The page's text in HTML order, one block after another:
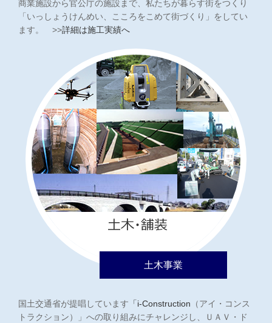
商業施設から官公庁の施設まで、私たちが暮らす街をつくり
「いっしょうけんめい、こころをこめて街づくり」をしてい
ます。 >>詳細は施工実績へ
土木事業
国土交通省が提唱しています 「i-Construction （アイ・コンス
トラクション）」への取り組みにチャレンジし、ＵＡＶ・ド